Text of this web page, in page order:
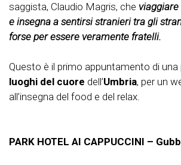
saggista, Claudio Magris, che
e insegna a sentirsi stranieri tra gli
forse per essere veramente fratelli.
Questo è il primo appuntamento di
luoghi del cuore dell’Umbria, per un
all’insegna del food e del relax.
PARK HOTEL AI CAPPUCCINI –